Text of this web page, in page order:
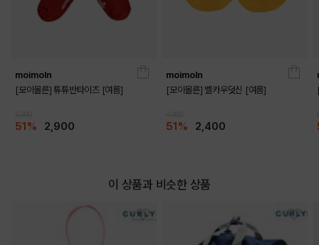
moimoln
[모이몰른] 튜튜반타이즈 [여름]
51% 2,900
moimoln
[모이몰른] 벨카우덧신 [여름]
51% 2,400
이 상품과 비슷한 상품